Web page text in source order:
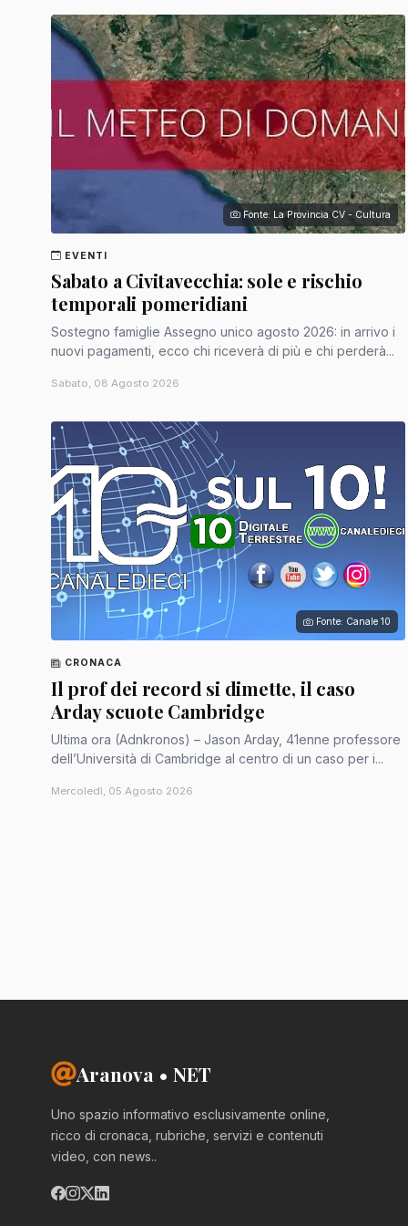
Fonte: La Provincia CV - Cultura
EVENTI
Sabato a Civitavecchia: sole e rischio
temporali pomeridiani
Sostegno famiglie Assegno unico agosto 2026: in arrivo i
nuovi pagamenti, ecco chi riceverà di più e chi perderà...
Sabato, 08 Agosto 2026
Fonte: Canale 10
CRONACA
Il prof dei record si dimette, il caso
Arday scuote Cambridge
Ultima ora (Adnkronos) – Jason Arday, 41enne professore
dell’Università di Cambridge al centro di un caso per i...
Mercoledì, 05 Agosto 2026
Aranova • NET
Uno spazio informativo esclusivamente online,
ricco di cronaca, rubriche, servizi e contenuti
video, con news..